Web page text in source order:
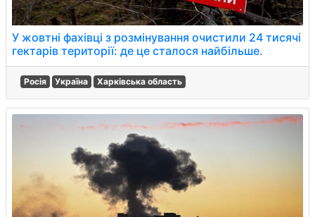
У жовтні фахівці з розмінування очистили 24 тисячі
гектарів території: де це сталося найбільше.
Росія Україна Харківська область